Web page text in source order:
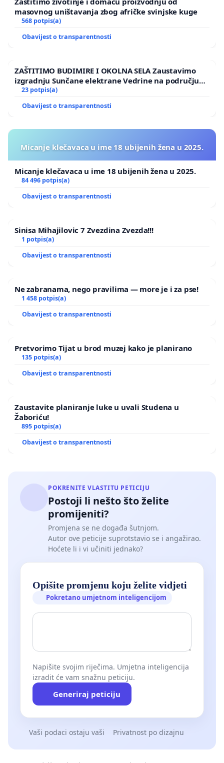
masovnog uništavanja zbog afričke svinjske kuge
568 potpis(a)
Obavijest o transparentnosti
ZAŠTITIMO BUDIMIRE I OKOLNA SELA Zaustavimo
izgradnju Sunčane elektrane Vedrine na području
Ugljana
23 potpis(a)
Obavijest o transparentnosti
Micanje klečavaca u ime 18 ubijenih žena u 2025.
Micanje klečavaca u ime 18 ubijenih žena u 2025.
84 496 potpis(a)
Obavijest o transparentnosti
Sinisa Mihajilovic 7 Zvezdina Zvezda!!!
1 potpis(a)
Obavijest o transparentnosti
Ne zabranama, nego pravilima — more je i za pse!
1 458 potpis(a)
Obavijest o transparentnosti
Pretvorimo Tijat u brod muzej kako je planirano
135 potpis(a)
Obavijest o transparentnosti
Zaustavite planiranje luke u uvali Studena u
Žaboriću!
895 potpis(a)
Obavijest o transparentnosti
POKRENITE VLASTITU PETICIJU
Postoji li nešto što želite
promijeniti?
Promjena se ne događa šutnjom.
Autor ove peticije suprotstavio se i angažirao.
Hoćete li i vi učiniti jednako?
Opišite promjenu koju želite vidjeti
Pokretano umjetnom inteligencijom
Napišite svojim riječima. Umjetna inteligencija
izradit će vam snažnu peticiju.
Generiraj peticiju
Vaši podaci ostaju vaši Privatnost po dizajnu